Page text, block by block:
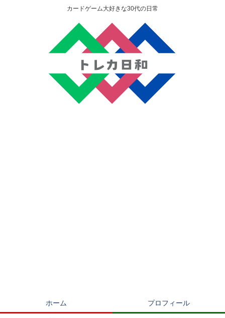
カードゲーム大好きな30代の日常
ホーム プロフィール